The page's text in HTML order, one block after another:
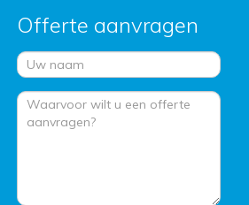
Offerte aanvragen